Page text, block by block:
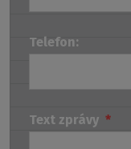
Telefon:
Text zprávy *